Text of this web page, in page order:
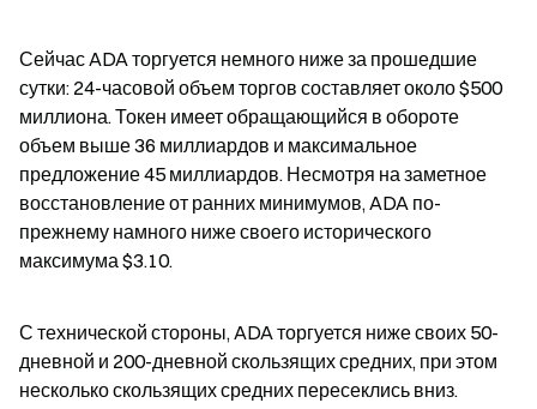
Сейчас ADA торгуется немного ниже за прошедшие
сутки: 24-часовой объем торгов составляет около $500
миллиона. Токен имеет обращающийся в обороте
объем выше 36 миллиардов и максимальное
предложение 45 миллиардов. Несмотря на заметное
восстановление от ранних минимумов, ADA по-
прежнему намного ниже своего исторического
максимума $3.10.
С технической стороны, ADA торгуется ниже своих 50-
дневной и 200-дневной скользящих средних, при этом
несколько скользящих средних пересеклись вниз.